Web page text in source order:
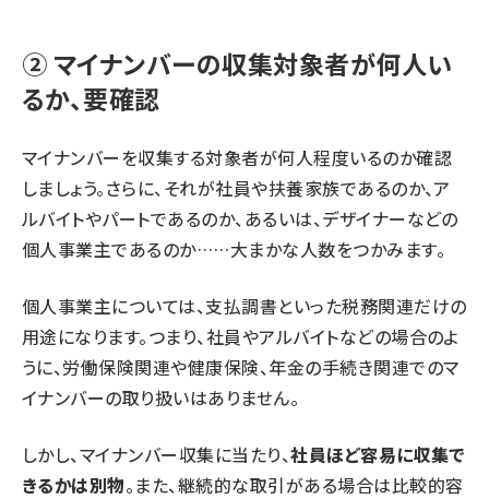
② マイナンバーの収集対象者が何人い
るか、要確認
マイナンバーを収集する対象者が何人程度いるのか確認
しましょう。さらに、それが社員や扶養家族であるのか、ア
ルバイトやパートであるのか、あるいは、デザイナーなどの
個人事業主であるのか……大まかな人数をつかみます。
個人事業主については、支払調書といった税務関連だけの
用途になります。つまり、社員やアルバイトなどの場合のよ
うに、労働保険関連や健康保険、年金の手続き関連でのマ
イナンバーの取り扱いはありません。
しかし、マイナンバー収集に当たり、社員ほど容易に収集で
きるかは別物。また、継続的な取引がある場合は比較的容